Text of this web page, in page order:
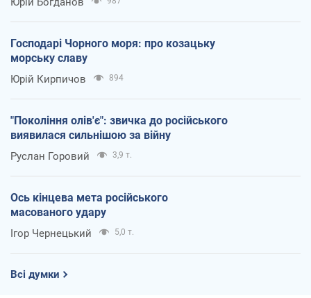
Господарі Чорного моря: про козацьку
морську славу
Юрій Кирпичов 894
"Покоління олів'є": звичка до російського
виявилася сильнішою за війну
Руслан Горовий 3,9 т.
Ось кінцева мета російського
масованого удару
Ігор Чернецький 5,0 т.
Всі думки